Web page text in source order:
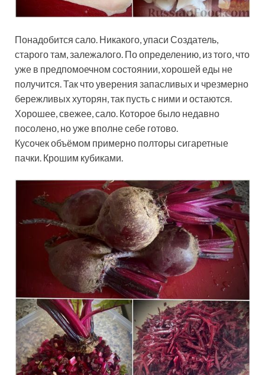
Понадобится сало. Никакого, упаси Создатель,
старого там, залежалого. По определению, из того, что
уже в предпомоечном состоянии, хорошей еды не
получится. Так что уверения запасливых и чрезмерно
бережливых хуторян, так пусть с ними и остаются.
Хорошее, свежее, сало. Которое было недавно
посолено, но уже вполне себе готово.
Кусочек объёмом примерно полторы сигаретные
пачки. Крошим кубиками.